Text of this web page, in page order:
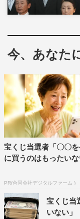
ますし、私めちゃ
すんで。これを聞
賞品をプレゼント
佐々木：いっぱい
川島：なにわ男子
佐々木：ミラクル
川島：ME:Iとか、
川島：幅広い年齢
で。
今、あなた
宝くじ当選者「〇〇
に買うのはもったいな
PR(合同会社デジタルファーム )
宝くじ当
いない」